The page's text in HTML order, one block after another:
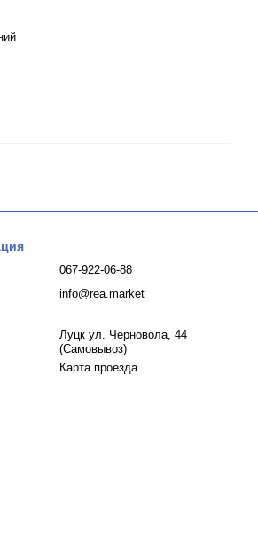
067-922-06-88
info@rea.market
Луцк ул. Черновола, 44
(Самовывоз)
Карта проезда